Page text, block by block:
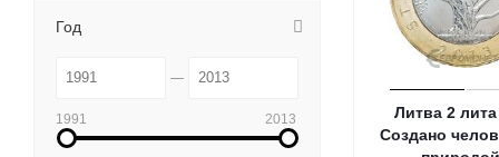
Литва 2 лита
Создано
Год
1991 2013